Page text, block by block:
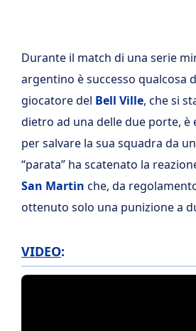
Durante il match di una serie
argentino è successo qualcosa
giocatore del Bell Ville, che si
dietro ad una delle due porte, è
per salvare la sua squadra da
“parata” ha scatenato la
San Martin che, da
ottenuto solo una punizione a
VIDEO: